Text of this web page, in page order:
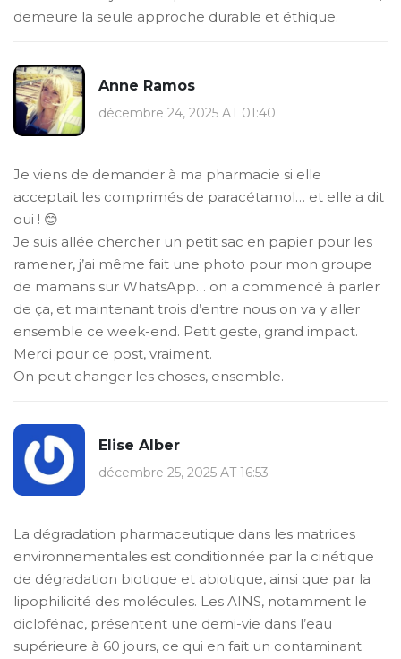
demeure la seule approche durable et éthique.
Anne Ramos
décembre 24, 2025 AT 01:40
Je viens de demander à ma pharmacie si elle
acceptait les comprimés de paracétamol… et elle a dit
oui ! 😊
Je suis allée chercher un petit sac en papier pour les
ramener, j’ai même fait une photo pour mon groupe
de mamans sur WhatsApp… on a commencé à parler
de ça, et maintenant trois d’entre nous on va y aller
ensemble ce week-end. Petit geste, grand impact.
Merci pour ce post, vraiment.
On peut changer les choses, ensemble.
Elise Alber
décembre 25, 2025 AT 16:53
La dégradation pharmaceutique dans les matrices
environnementales est conditionnée par la cinétique
de dégradation biotique et abiotique, ainsi que par la
lipophilicité des molécules. Les AINS, notamment le
diclofénac, présentent une demi-vie dans l’eau
supérieure à 60 jours, ce qui en fait un contaminant